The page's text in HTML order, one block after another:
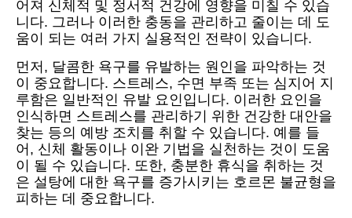
어져 신체적 및 정서적 건강에 영향을 미칠 수 있습
니다. 그러나 이러한 충동을 관리하고 줄이는 데 도
움이 되는 여러 가지 실용적인 전략이 있습니다.
먼저, 달콤한 욕구를 유발하는 원인을 파악하는 것
이 중요합니다. 스트레스, 수면 부족 또는 심지어 지
루함은 일반적인 유발 요인입니다. 이러한 요인을
인식하면 스트레스를 관리하기 위한 건강한 대안을
찾는 등의 예방 조치를 취할 수 있습니다. 예를 들
어, 신체 활동이나 이완 기법을 실천하는 것이 도움
이 될 수 있습니다. 또한, 충분한 휴식을 취하는 것
은 설탕에 대한 욕구를 증가시키는 호르몬 불균형을
피하는 데 중요합니다.